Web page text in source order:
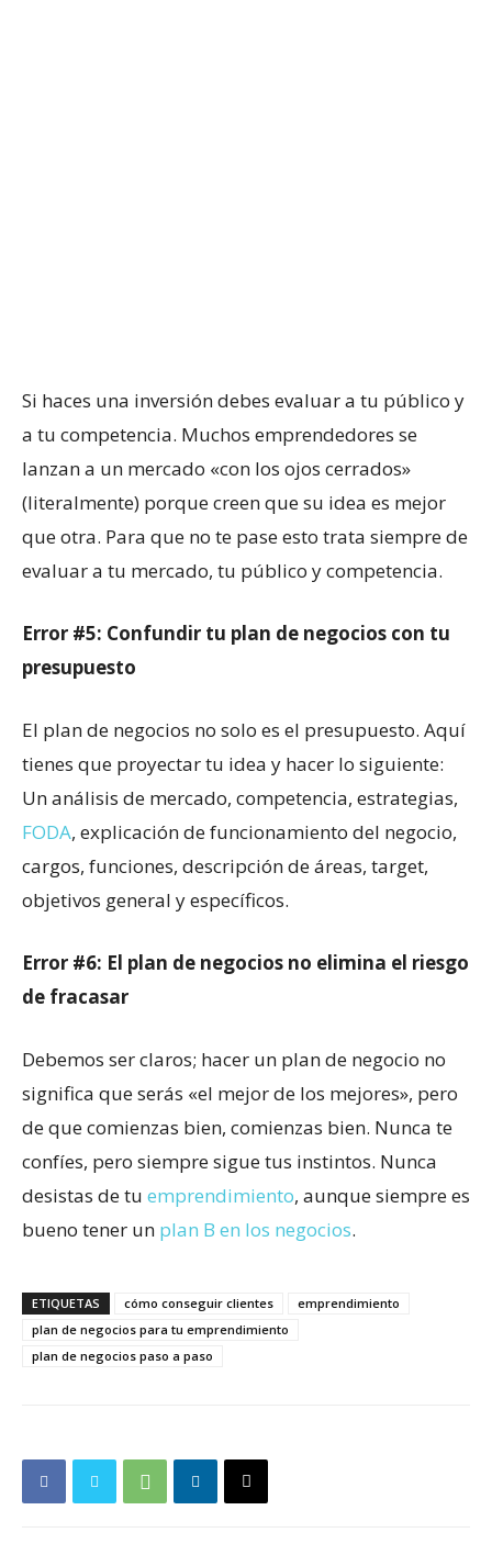
Si haces una inversión debes evaluar a tu público y
a tu competencia. Muchos emprendedores se
lanzan a un mercado «con los ojos cerrados»
(literalmente) porque creen que su idea es mejor
que otra. Para que no te pase esto trata siempre de
evaluar a tu mercado, tu público y competencia.
Error #5: Confundir tu plan de negocios con tu
presupuesto
El plan de negocios no solo es el presupuesto. Aquí
tienes que proyectar tu idea y hacer lo siguiente:
Un análisis de mercado, competencia, estrategias,
FODA, explicación de funcionamiento del negocio,
cargos, funciones, descripción de áreas, target,
objetivos general y específicos.
Error #6: El plan de negocios no elimina el riesgo
de fracasar
Debemos ser claros; hacer un plan de negocio no
significa que serás «el mejor de los mejores», pero
de que comienzas bien, comienzas bien. Nunca te
confíes, pero siempre sigue tus instintos. Nunca
desistas de tu emprendimiento, aunque siempre es
bueno tener un plan B en los negocios.
ETIQUETAS cómo conseguir clientes
emprendimiento
plan de negocios para tu emprendimiento
plan de negocios paso a paso